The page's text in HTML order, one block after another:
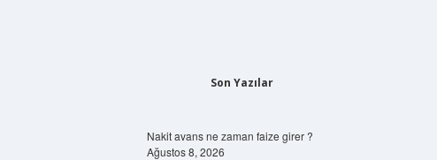
Son Yazılar
Nakit avans ne zaman faize girer ?
Ağustos 8, 2026